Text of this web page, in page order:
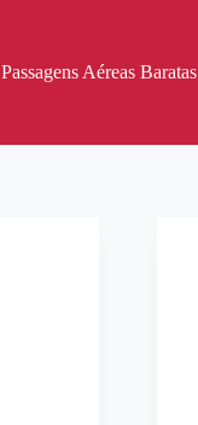
Passagens Aéreas Baratas